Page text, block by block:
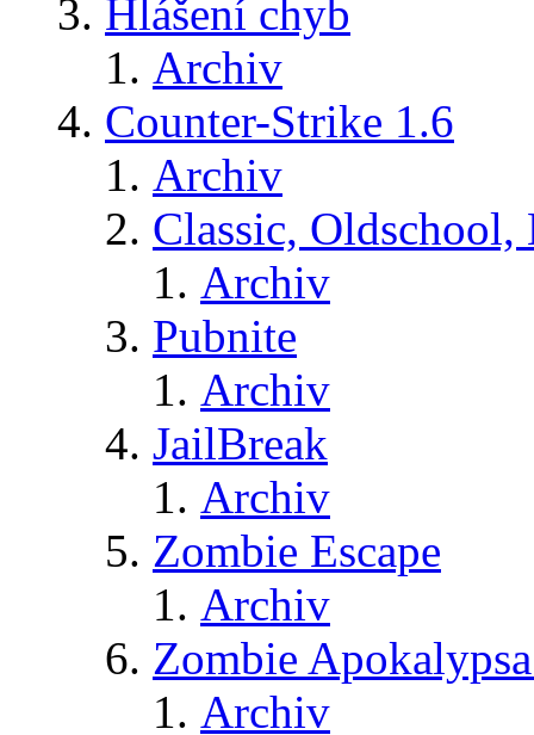
Hlášení chyb
Archiv
Counter-Strike 1.6
Archiv
Classic,
Archiv
Pubnite
Archiv
JailBreak
Archiv
Zombie Escape
Archiv
Zombie
Archiv